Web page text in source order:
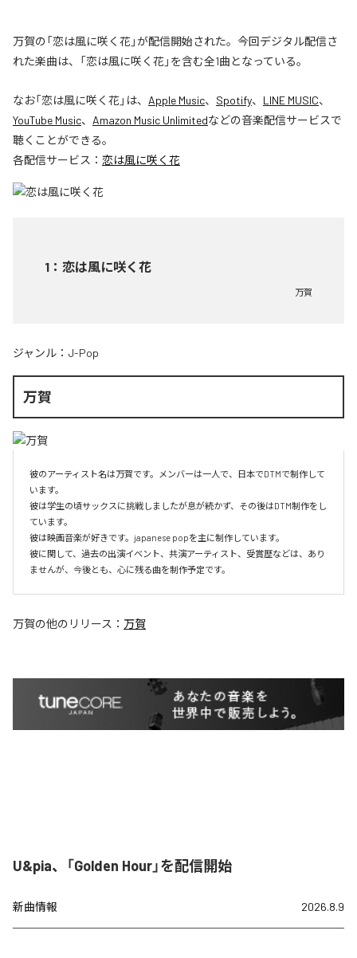
万賀の「恋は風に咲く花」が配信開始された。今回デジタル配信さ
れた楽曲は、「恋は風に咲く花」を含む全1曲となっている。
なお「恋は風に咲く花」は、 Apple Music、 Spotify、 LINE MUSIC、
YouTube Music、 Amazon Music Unlimitedなどの音楽配信サービスで
聴くことができる。
各配信サービス： 恋は風に咲く花
1 ： 恋は風に咲く花
万賀
ジャンル： J-Pop
万賀
彼のアーティスト名は万賀です。メンバーは一人で、日本でDTMで制作して
います。
彼は学生の頃サックスに挑戦しましたが息が続かず、その後はDTM制作をし
ています。
彼は映画音楽が好きです。japanese popを主に制作しています。
彼に関して、過去の出演イベント、共演アーティスト、受賞歴などは、あり
ませんが、今後とも、心に残る曲を制作予定です。
万賀の他のリリース： 万賀
U&pia、「Golden Hour」を配信開始
新曲情報 2026.8.9